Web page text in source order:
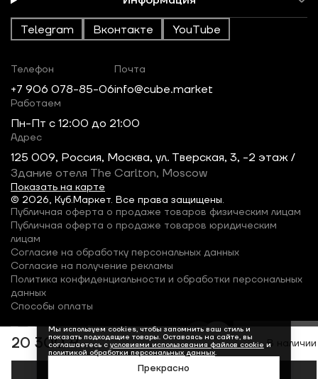
20 300 ₽ В наличии
Telegram Вконтакте YouTube
© 2026, Куб.Маркет. Все права защищены.
Телефон
+7 906 078-85-06
Почта
info@cube.market
Работаем
Пн-Пт c 12:00 до 21:00
Адрес
125 009, Россия, Москва, ул. Тверская, 3, -2 этаж /
Здание отеля The Carlton, Moscow
Показать на карте
Публичная оферта о продаже товаров физическим лицам
Публичная оферта о продаже товаров юридическим
лицам
Согласие на обработку персональных данных
Согласие на получение рекламы
Политика конфиденциальности и обработки персональных
данных
Способы оплаты
Мы используем cookies, чтобы запомнить ваш стиль и
показать подходящие товары. Оставаясь на сайте, вы
соглашаетесь с условиями использования файлов cookie и
политикой обработки персональных данных.
Прекрасно